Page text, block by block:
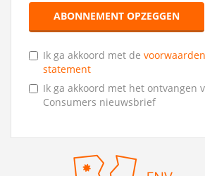
ABONNEMENT OPZEGGEN
Ik ga akkoord met de voorwaarden
statement
Ik ga akkoord met het ontvangen
Consumers nieuwsbrief